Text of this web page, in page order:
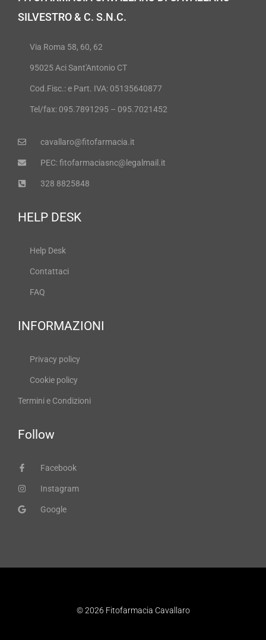
SILVESTRO & C. S.N.C.
Via Roma 58, 60, 62
95025 Aci Sant'Antonio CT
Cod.Fisc.: e Part. IVA: 05135640877
Tel/fax: 095.7891295 – 095.7021452
cavallaro@fitofarmacia.it
PEC: fitofarmaciasnc@legalmail.it
328 8825848
HELP DESK
Help Desk
Contattaci
FAQ
INFORMAZIONI
Privacy policy
Cookie policy
Termini e Condizioni
Follow
Facebook
Instagram
Google
© 2026 Fitofarmacia Cavallaro